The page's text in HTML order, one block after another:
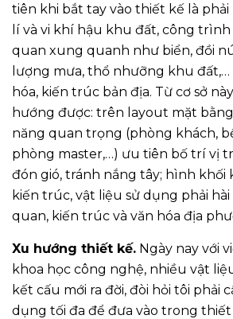
tiên khi bắt tay vào thiết kế là phải
lí và vi khí hậu khu đất, công trình
quan xung quanh như biển, đồi
lượng mưa, thổ nhưỡng khu
hóa, kiến trúc bản địa. Từ cơ sở
hướng được: trên layout mặt
năng quan trọng (phòng khách,
phòng master,…) ưu tiên bố trí vị
đón gió, tránh nắng tây; hình khối
kiến trúc, vật liệu sử dụng phải hài
quan, kiến trúc và văn hóa địa
Xu hướng thiết kế. Ngày nay với
khoa học công nghệ, nhiều vật
kết cấu mới ra đời, đòi hỏi tôi phải
dụng tối đa để đưa vào trong thiết